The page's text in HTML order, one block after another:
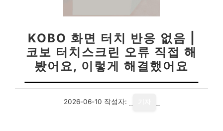
KOBO 화면 터치 반응 없음 |
코보 터치스크린 오류 직접 해
봤어요, 이렇게 해결했어요
2026-06-10 작성자: